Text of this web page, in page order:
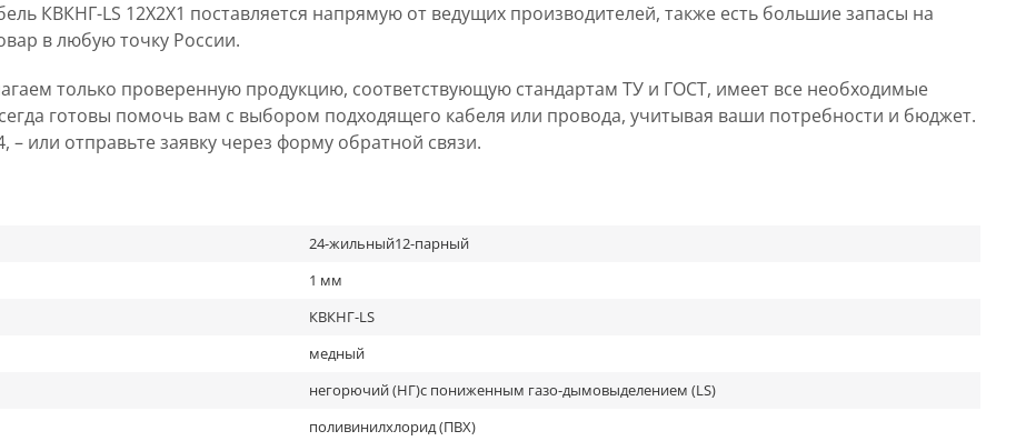
КВКНГ-LS 12Х2Х1 поставляется напрямую от ведущих производителей, также есть большие запасы на
в любую точку России.
только проверенную продукцию, соответствующую стандартам ТУ и ГОСТ, имеет все необходимые
готовы помочь вам с выбором подходящего кабеля или провода, учитывая ваши потребности и бюджет.
– или отправьте заявку через форму обратной связи.
24-жильный12-парный
1 мм
КВКНГ-LS
медный
негорючий (НГ)с пониженным газо-дымовыделением (LS)
поливинилхлорид (ПВХ)